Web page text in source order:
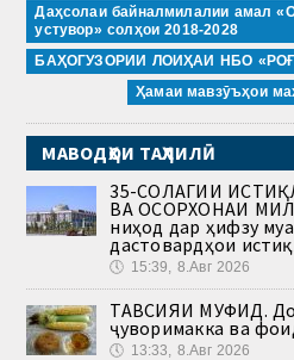
Даҳсолаи байналмилалии амал
устувор» солҳои 2018-2028
БАҲОГУЗОРИИ ЛОИҲАИ НБО
Ҳамаи мавзӯъҳои
МАВОДҲОИ ТАҲЛИЛӢ
35-СОЛАГИИ
ВА ОСОРХОНАИ
ниҳод дар ҳифзу
дастовардҳои
🕔 15:39, 8.Авг 2026
ТАВСИЯИ МУФИД.
ҷуворимакка ва
🕔 13:33, 8.Авг 2026